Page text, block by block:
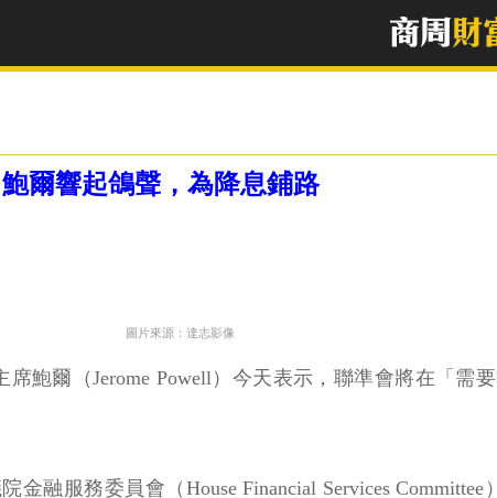
爾響起鴿聲，為降息鋪路
圖片來源：達志影像
席鮑爾（Jerome Powell）今天表示，聯準會將在「
金融服務委員會（House Financial Services